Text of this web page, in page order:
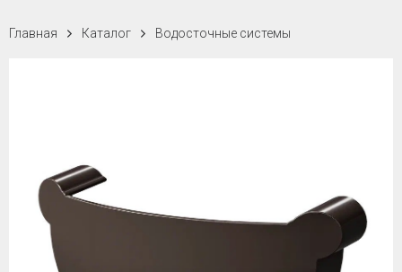
Главная Каталог Водосточные системы